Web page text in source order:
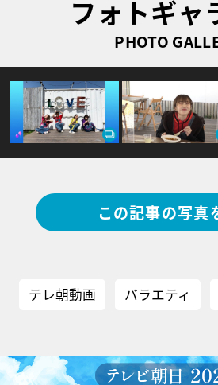
フォトギャ
PHOTO
この記事の写真
テレ朝動画 バラエティ